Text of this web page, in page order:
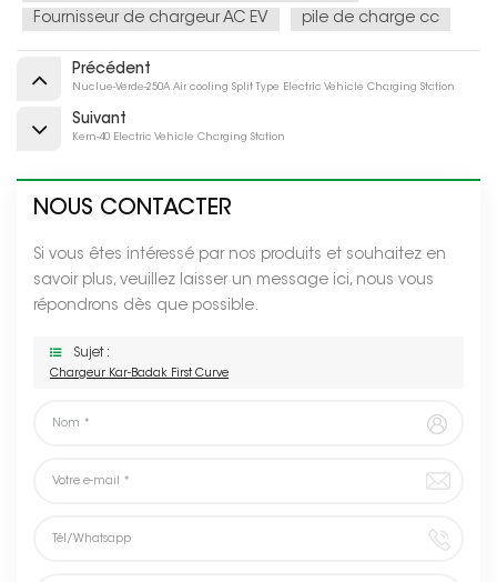
Fournisseur de chargeur AC EV
pile de charge cc
Précédent
Nuclue-Verde-250A Air cooling Split Type Electric Vehicle Charging Station
Suivant
Kern-40 Electric Vehicle Charging Station
NOUS CONTACTER
Si vous êtes intéressé par nos produits et souhaitez en
savoir plus, veuillez laisser un message ici, nous vous
répondrons dès que possible.
Sujet :
Chargeur Kar-Badak First Curve